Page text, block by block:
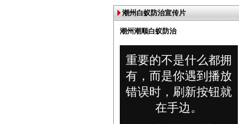
潮州白蚁防治宣传片
潮州潮顺白蚁防治